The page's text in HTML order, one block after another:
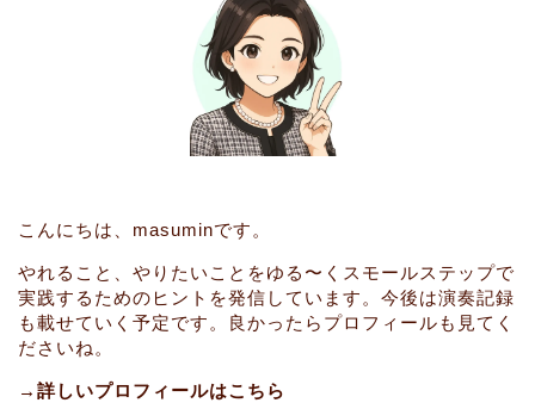
こんにちは、masuminです。
やれること、やりたいことをゆる〜くスモールステップで
実践するためのヒントを発信しています。今後は演奏記録
も載せていく予定です。良かったらプロフィールも見てく
ださいね。
→詳しいプロフィールはこちら